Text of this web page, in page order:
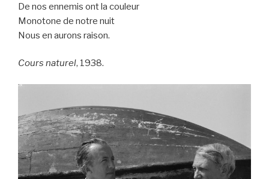
De nos ennemis ont la couleur
Monotone de notre nuit
Nous en aurons raison.
Cours naturel, 1938.